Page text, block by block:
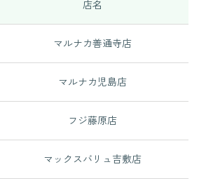
店名
マルナカ善通寺店
マルナカ児島店
フジ藤原店
マックスバリュ吉敷店